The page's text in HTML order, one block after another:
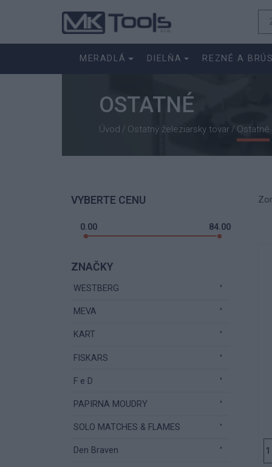
MERADLÁ DIELŇA REZNÉ A
OSTATNÉ
Úvod / Ostatný železiarsky tovar/ Ostatné
VYBERTE CENU
0.00 84.00
ZNAČKY
WESTBERG
MEVA
KART
FISKARS
F e D
PAPIRNA MOUDRY
SOLO MATCHES & FLAMES
Den Braven